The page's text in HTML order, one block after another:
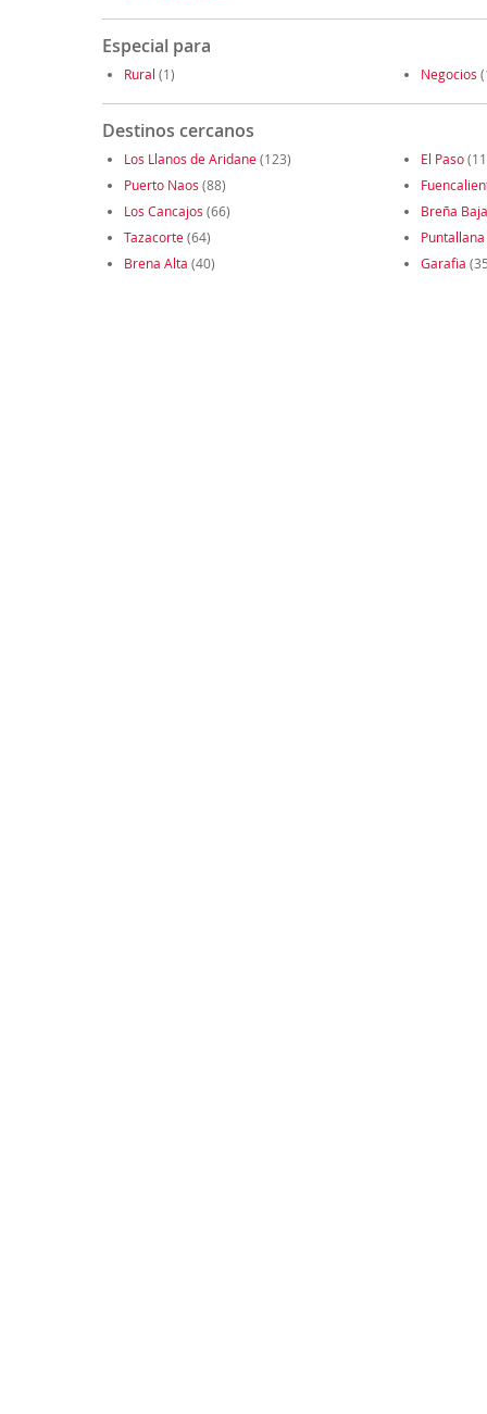
Especial para
Rural (1) Negocios
Destinos cercanos
Los Llanos de Aridane(123) El Paso
Puerto Naos (88)
Los Cancajos (66) Breña Baja
Tazacorte(64) Puntallana
Brena Alta (40) Garafia